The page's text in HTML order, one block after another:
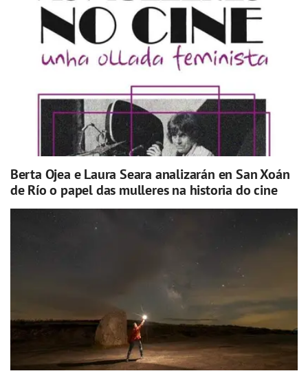
Berta Ojea e Laura Seara analizarán en San Xoán
de Río o papel das mulleres na historia do cine